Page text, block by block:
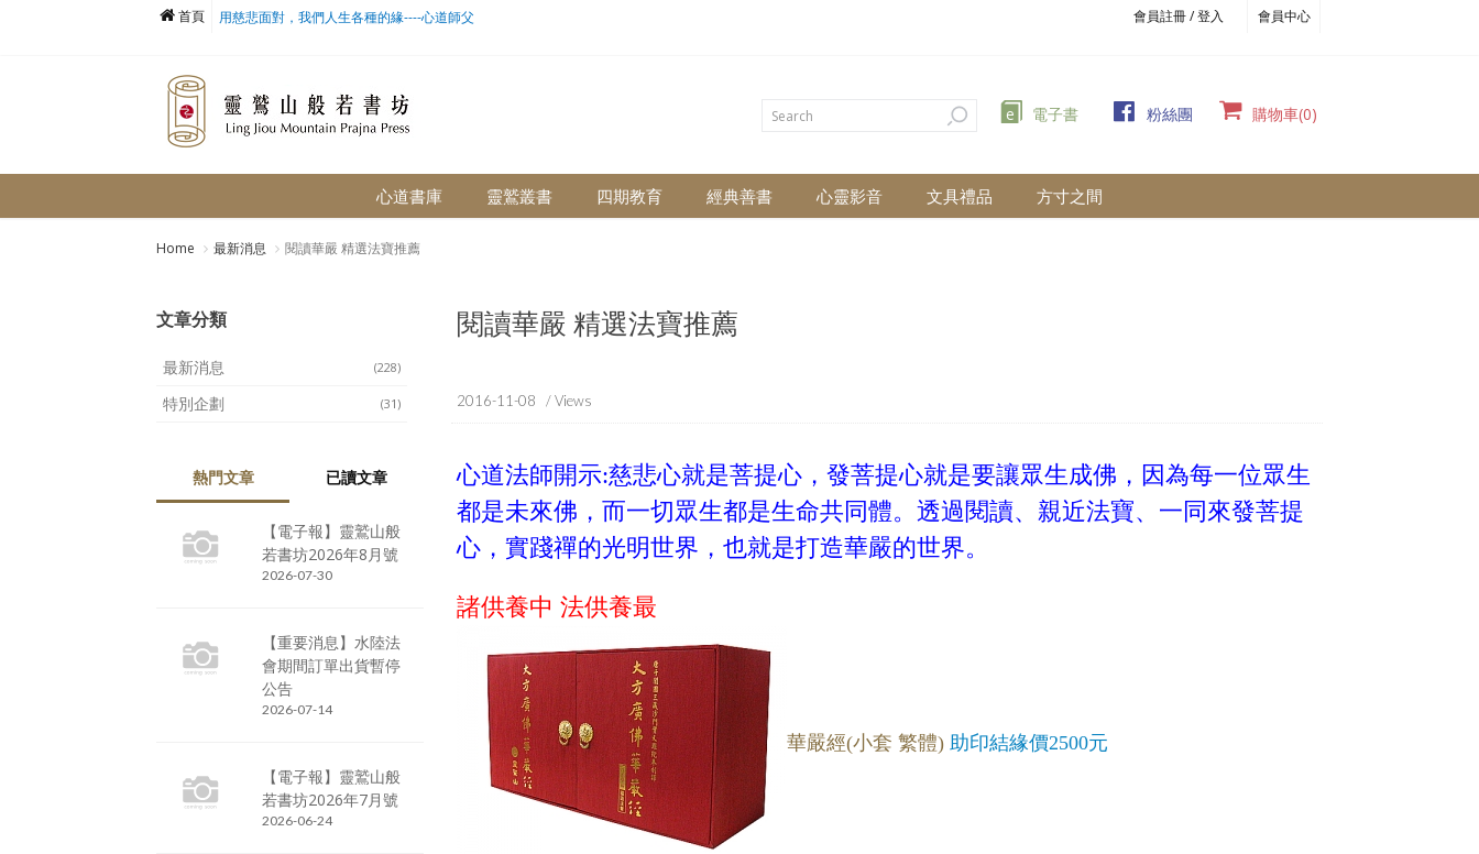
會員註冊 / 登入 會員中心
首頁 用慈悲面對，我們人生各種的緣----心道師父
e 電子書 粉絲團 購物車(0)
心道書庫 靈鷲叢書 四期教育 經典善書 心靈影音 文具禮品 方寸之間
Home 最新消息 閱讀華嚴 精選法寶推薦
文章分類
(228)
最新消息
(31)
特別企劃
熱門文章 已讀文章
【電子報】靈鷲山般
若書坊2026年8月號
2026-07-30
【重要消息】水陸法
會期間訂單出貨暫停
公告
2026-07-14
【電子報】靈鷲山般
若書坊2026年7月號
2026-06-24
閱讀華嚴 精選法寶推薦
2016-11-08 / Views
心道法師開示:慈悲心就是菩提心，發菩提心就是要讓眾生成佛，因為每一位眾生
都是未來佛，而一切眾生都是生命共同體。透過閱讀、親近法寶、一同來發菩提
心，實踐禪的光明世界，也就是打造華嚴的世界。
諸供養中 法供養最
華嚴經(小套 繁體) 助印結緣價2500元